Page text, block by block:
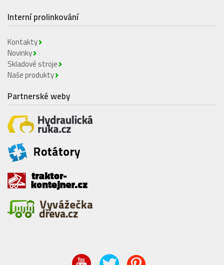
Interní prolinkování
Kontakty
Novinky
Skladové stroje
Naše produkty
Partnerské weby